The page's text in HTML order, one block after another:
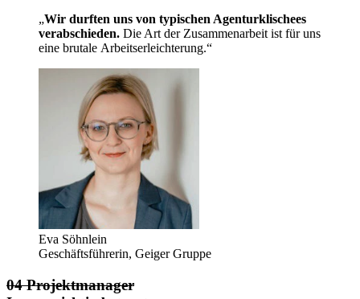
„Wir durften uns von typischen Agenturklischees
verabschieden. Die Art der Zusammenarbeit ist für uns
eine brutale Arbeitserleichterung.“
Eva Söhnlein
Geschäftsführerin, Geiger Gruppe
04 Projektmanager